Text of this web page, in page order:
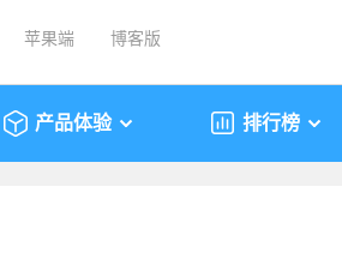
苹果端 博客版
产品体验 排行榜